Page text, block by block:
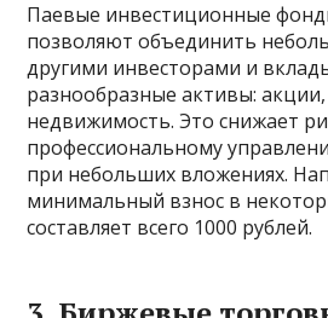
Паевые инвестиционные
позволяют объединить
другими инвесторами и
разнообразные активы:
недвижимость. Это снижает
профессиональному
при небольших вложениях.
минимальный взнос в
составляет всего 1000 рублей.